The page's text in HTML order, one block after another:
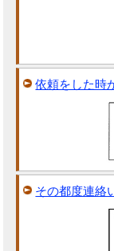
依頼をした時
その都度連絡